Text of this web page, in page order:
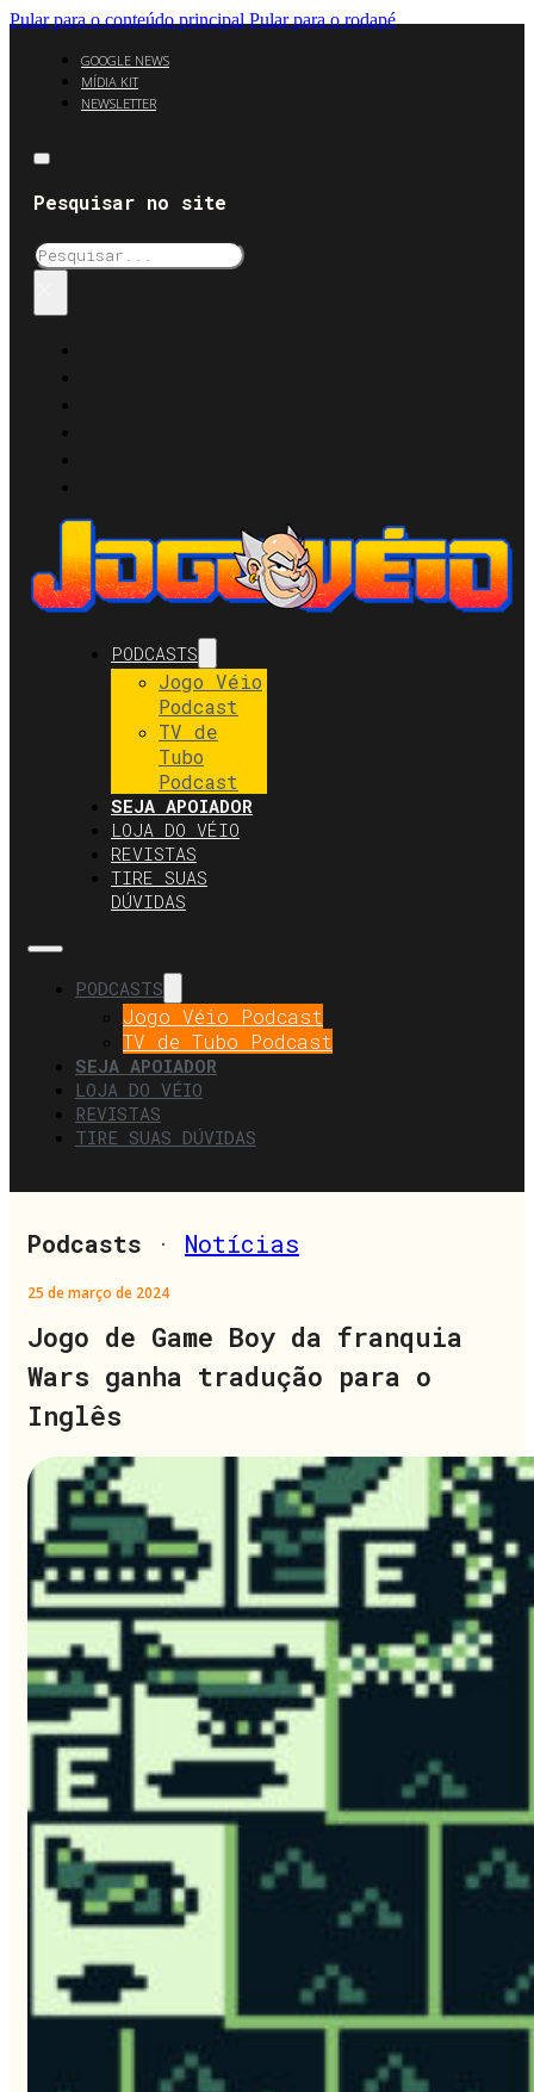
Pular para o conteúdo principal Pular para o rodapé
GOOGLE NEWS
MÍDIA KIT
NEWSLETTER
Pesquisar no site
Pesquisar
PODCASTS
Jogo Véio
Podcast
TV de
Tubo
Podcast
SEJA APOIADOR
LOJA DO VÉIO
REVISTAS
TIRE SUAS
DÚVIDAS
PODCASTS
Jogo Véio Podcast
TV de Tubo Podcast
SEJA APOIADOR
LOJA DO VÉIO
REVISTAS
TIRE SUAS DÚVIDAS
Podcasts · Notícias
25 de março de 2024
Jogo de Game Boy da franquia
Wars ganha tradução para o
Inglês